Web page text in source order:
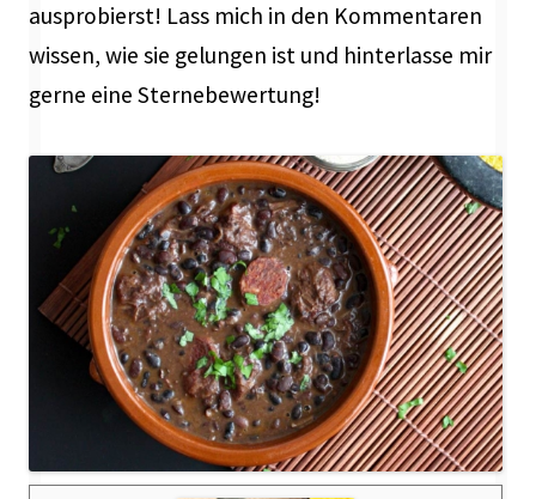
ausprobierst! Lass mich in den Kommentaren
wissen, wie sie gelungen ist und hinterlasse mir
gerne eine Sternebewertung!